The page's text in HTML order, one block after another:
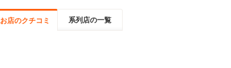
お店のクチコミ 系列店の一覧